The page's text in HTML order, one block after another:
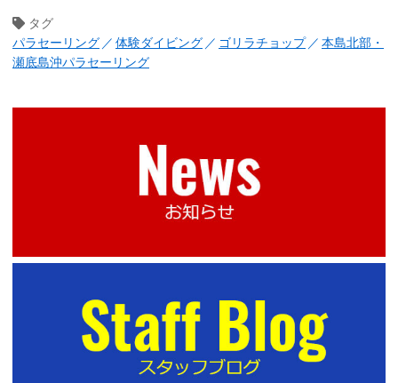
タグ
パラセーリング
体験ダイビング ゴリラチョップ
本島北部・
瀬底島沖パラセーリング